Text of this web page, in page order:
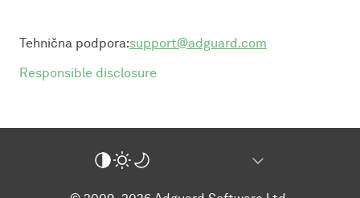
Tehnična podpora:support@adguard.com
Responsible disclosure